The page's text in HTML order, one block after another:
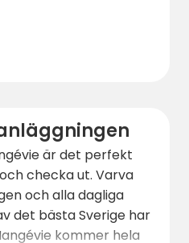
kan även middag
är det perfekt
checka ut. Varva
och alla dagliga
det bästa Sverige har
kommer hela